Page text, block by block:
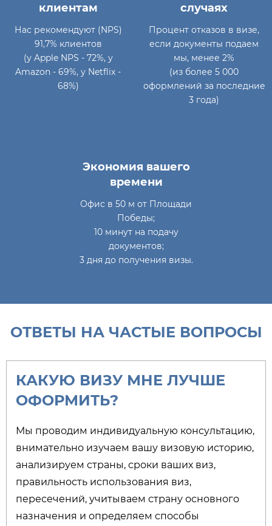
клиентам
Нас рекомендуют (NPS)
91,7% клиентов
(у Apple NPS - 72%, у
Amazon - 69%, у Netflix -
68%)
случаях
Процент отказов в визе,
если документы подаем
мы, менее 2%
(из более 5 000
оформлений за последние
3 года)
Экономия вашего
времени
Офис в 50 м от Площади
Победы;
10 минут на подачу
документов;
3 дня до получения визы.
ОТВЕТЫ НА ЧАСТЫЕ ВОПРОСЫ
КАКУЮ ВИЗУ МНЕ ЛУЧШЕ
ОФОРМИТЬ?​
Мы проводим индивидуальную консультацию,
внимательно изучаем вашу визовую историю,
анализируем страны, сроки ваших виз,
правильность использования виз,
пересечений, учитываем страну основного
назначения и определяем способы